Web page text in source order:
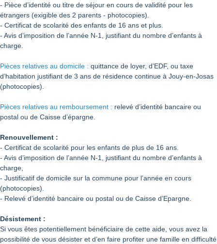
- Pièce d’identité ou titre de séjour en cours de validité pour les
étrangers (exigible des 2 parents - photocopies).
- Certificat de scolarité des enfants de 16 ans et plus.
- Avis d’imposition de l’année N-1, justifiant du nombre d’enfants à
charge.
Pièces relatives au domicile : quittance de loyer, d’EDF, ou taxe
d’habitation justifiant de 3 ans de résidence continue à Jouy-en-Josas
(photocopies).
Pièces relatives au remboursement : relevé d’identité bancaire ou
postal ou de Caisse d’épargne.
Renouvellement :
- Certificat de scolarité pour les enfants de plus de 16 ans.
- Avis d’imposition de l’année N-1, justifiant du nombre d’enfants à
charge,
- Justificatif de domicile sur la commune pour l’année en cours
(photocopies).
- Relevé d’identité bancaire ou postal ou de Caisse d’Epargne.
Désistement :
Si vous êtes potentiellement bénéficiaire de cette aide, vous avez la
possibilité de vous désister et d’en faire profiter une famille en difficulté